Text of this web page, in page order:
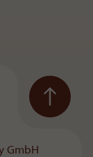
GmbH